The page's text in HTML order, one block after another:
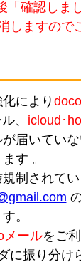
「確認しま
しますので
により
、 icloud･
届いてい
す 。
制されて
。
メールをご利
に振り分け